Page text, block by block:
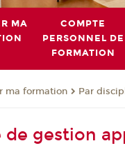
MA
COMPTE
PERSONNEL DE
FORMATION
ma formation Par
de gestion